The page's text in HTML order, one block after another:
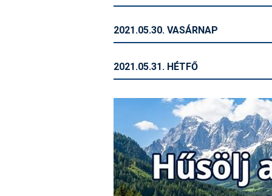
2021.05.30. VASÁRNAP
2021.05.31. HÉTFŐ